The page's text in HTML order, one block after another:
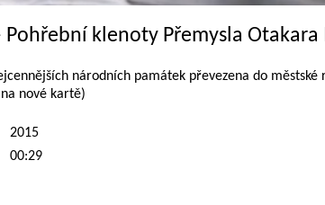
Pohřební klenoty Přemysla Otakara
národních památek převezena do
nové kartě)
2015
00:29